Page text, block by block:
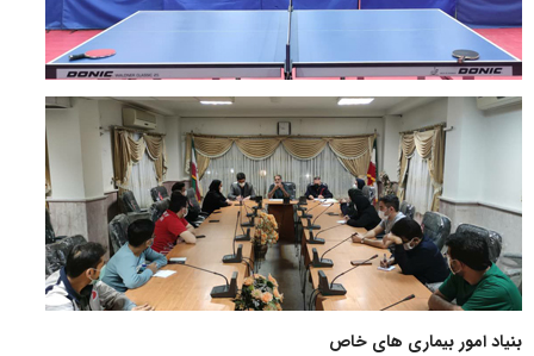
بنیاد امور بیماری های خاص